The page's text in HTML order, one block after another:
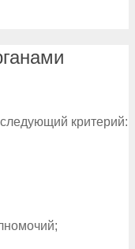
критерий: